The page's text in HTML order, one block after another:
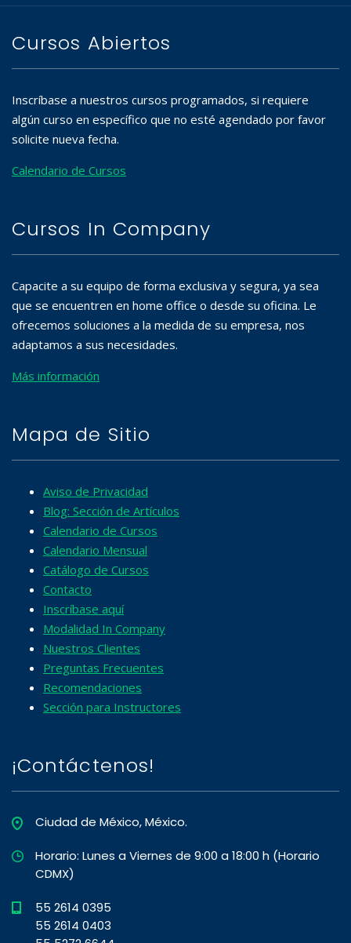
Cursos Abiertos
Inscríbase a nuestros cursos programados, si requiere
algún curso en específico que no esté agendado por favor
solicite nueva fecha.
Calendario de Cursos
Cursos In Company
Capacite a su equipo de forma exclusiva y segura, ya sea
que se encuentren en home office o desde su oficina. Le
ofrecemos soluciones a la medida de su empresa, nos
adaptamos a sus necesidades.
Más información
Mapa de Sitio
Aviso de Privacidad
Blog: Sección de Artículos
Calendario de Cursos
Calendario Mensual
Catálogo de Cursos
Contacto
Inscríbase aquí
Modalidad In Company
Nuestros Clientes
Preguntas Frecuentes
Recomendaciones
Sección para Instructores
¡Contáctenos!
Ciudad de México, México.
Horario: Lunes a Viernes de 9:00 a 18:00 h (Horario
CDMX)
55 2614 0395
55 2614 0403